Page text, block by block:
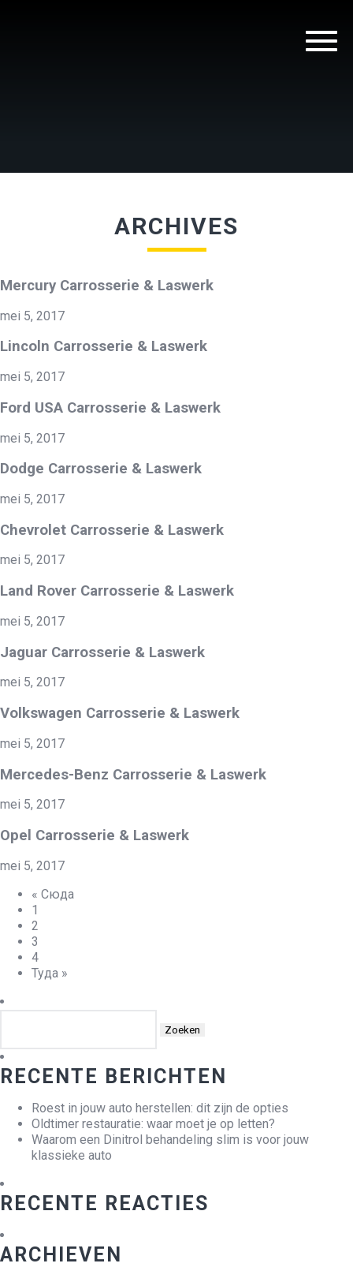
ARCHIVES
Mercury Carrosserie & Laswerk
mei 5, 2017
Lincoln Carrosserie & Laswerk
mei 5, 2017
Ford USA Carrosserie & Laswerk
mei 5, 2017
Dodge Carrosserie & Laswerk
mei 5, 2017
Chevrolet Carrosserie & Laswerk
mei 5, 2017
Land Rover Carrosserie & Laswerk
mei 5, 2017
Jaguar Carrosserie & Laswerk
mei 5, 2017
Volkswagen Carrosserie & Laswerk
mei 5, 2017
Mercedes-Benz Carrosserie & Laswerk
mei 5, 2017
Opel Carrosserie & Laswerk
mei 5, 2017
« Сюда
1
2
3
4
Туда »
RECENTE BERICHTEN
Roest in jouw auto herstellen: dit zijn de opties
Oldtimer restauratie: waar moet je op letten?
Waarom een Dinitrol behandeling slim is voor jouw
klassieke auto
RECENTE REACTIES
ARCHIEVEN